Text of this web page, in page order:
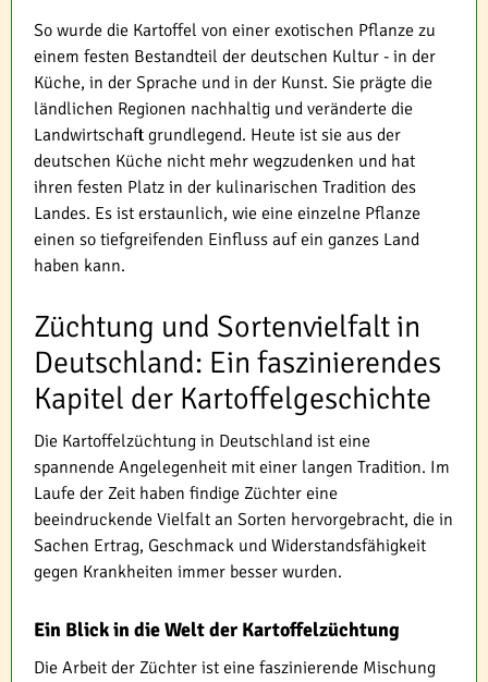
So wurde die Kartoffel von einer exotischen Pflanze zu
einem festen Bestandteil der deutschen Kultur - in der
Küche, in der Sprache und in der Kunst. Sie prägte die
ländlichen Regionen nachhaltig und veränderte die
Landwirtschaft grundlegend. Heute ist sie aus der
deutschen Küche nicht mehr wegzudenken und hat
ihren festen Platz in der kulinarischen Tradition des
Landes. Es ist erstaunlich, wie eine einzelne Pflanze
einen so tiefgreifenden Einfluss auf ein ganzes Land
haben kann.
Züchtung und Sortenvielfalt in
Deutschland: Ein faszinierendes
Kapitel der Kartoffelgeschichte
Die Kartoffelzüchtung in Deutschland ist eine
spannende Angelegenheit mit einer langen Tradition. Im
Laufe der Zeit haben findige Züchter eine
beeindruckende Vielfalt an Sorten hervorgebracht, die in
Sachen Ertrag, Geschmack und Widerstandsfähigkeit
gegen Krankheiten immer besser wurden.
Ein Blick in die Welt der Kartoffelzüchtung
Die Arbeit der Züchter ist eine faszinierende Mischung